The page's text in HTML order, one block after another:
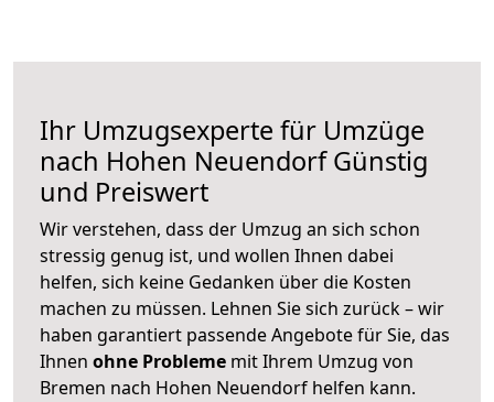
Ihr Umzugsexperte für Umzüge
nach Hohen NeuendorfGünstig
und Preiswert
Wir verstehen, dass der Umzug an sich schon
stressig genug ist, und wollen Ihnen dabei
helfen, sich keine Gedanken über die Kosten
machen zu müssen. Lehnen Sie sich zurück – wir
haben garantiert passende Angebote für Sie, das
Ihnen ohne Probleme mit Ihrem Umzug von
Bremen nach Hohen Neuendorf helfen kann.